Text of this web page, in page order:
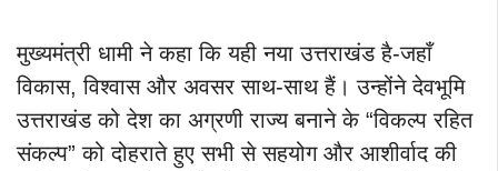
मुख्यमंत्री धामी ने कहा कि यही नया उत्तराखंड है-जहाँ
विकास, विश्वास और अवसर साथ-साथ हैं। उन्होंने देवभूमि
उत्तराखंड को देश का अग्रणी राज्य बनाने के “विकल्प रहित
संकल्प” को दोहराते हुए सभी से सहयोग और आशीर्वाद की